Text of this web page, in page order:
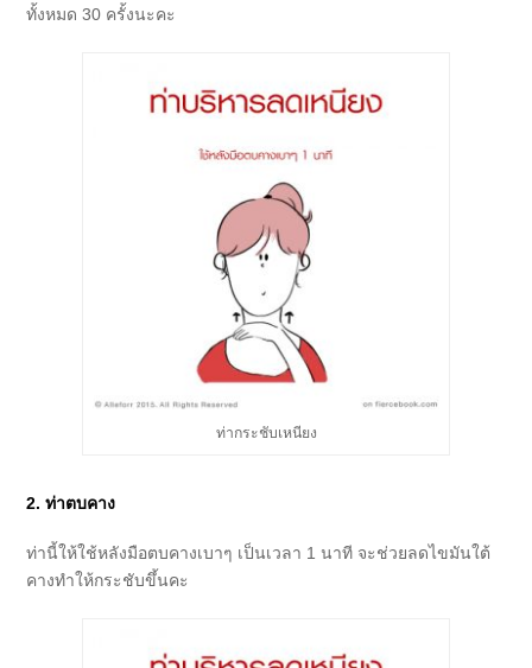
ทั้งหมด 30 ครั้งนะคะ
ท่ากระชับเหนียง
2. ท่าตบคาง
ท่านี้ให้ใช้หลังมือตบคางเบาๆ เป็นเวลา 1 นาที จะช่วยลดไขมันใต้
คางทำให้กระชับขึ้นคะ